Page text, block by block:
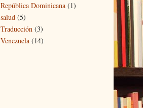
República Dominicana (1)
salud (5)
Traducción (3)
Venezuela (14)